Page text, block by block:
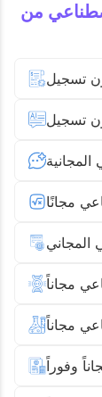
من
مجانًا
المجاني
مجاناً
مجاناً
وفوراً